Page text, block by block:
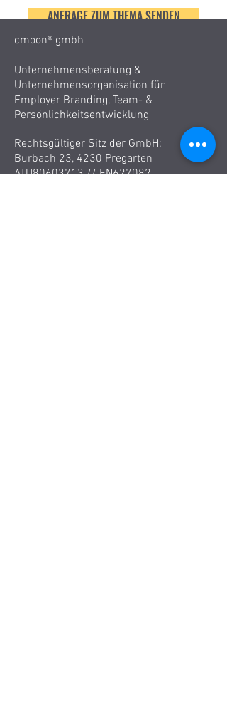
ANFRAGE ZUM THEMA SENDEN
cmoon® gmbh
Unternehmensberatung &
Unternehmensorganisation für
Employer Branding, Team- &
Persönlichkeitsentwicklung
Rechtsgültiger Sitz der GmbH:
Burbach 23, 4230 Pregarten
ATU80603713 //FN627082